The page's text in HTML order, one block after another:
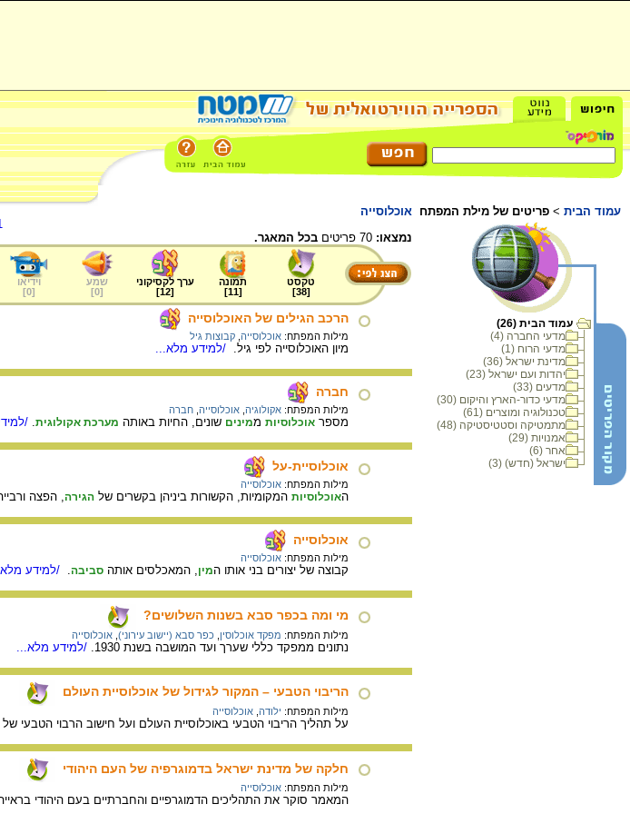
עמוד הבית > פריטים של מילת המפתח אוכלוסייה
עמוד הבית (26)
מדעי החברה (4)
מדעי הרוח (1)
מדינת ישראל (36)
יהדות ועם ישראל (23)
מדעים (33)
מדעי כדור-הארץ והיקום (30)
טכנולוגיה ומוצרים (61)
מתמטיקה וסטטיסטיקה (48)
אמנויות (29)
אחר (6)
ישראל (חדש) (3)
נמצאו:
בכל המאגר.
טקסט
[
38
]
תמונה
[
11
]
ערך לקסיקוני
[
12
]
שמע
[
0
]
וידיאו
[
0
]
הרכב הגילים של האוכלוסייה
מילות המפתח: אוכלוסייה קבוצות גיל
מיון האוכלוסייה לפי גיל. /למידע מלא...
חברה
מילות המפתח: אקולוגיה אוכלוסייה חברה
מספר אוכלוסיות ממינים שונים, החיות באותה מערכת אקולוגית.
/
אוכלוסיית-על
מילות המפתח: אוכלוסייה
האוכלוסיות המקומיות, הקשורות ביניהן בקשרים של הגירה , הפצה
אוכלוסייה
מילות המפתח: אוכלוסייה
קבוצה של יצורים בני אותו המין, המאכלסים אותה סביבה. /למידע
מי ומה בכפר סבא בשנות השלושים?
מילות המפתח: מפקד אוכלוסין כפר סבא (יישוב עירוני) אוכלוסייה
נתונים ממפקד כללי שערך ועד המושבה בשנת 1930. /למידע מלא...
הריבוי הטבעי – המקור לגידול של אוכלוסיית העולם
מילות המפתח: ילודה אוכלוסייה
על תהליך הריבוי הטבעי באוכלוסיית העולם ועל חישוב הרבוי הטבעי של
חלקה של מדינת ישראל בדמוגרפיה של העם היהודי
מילות המפתח: אוכלוסייה
המאמר סוקר את התהליכים הדמוגרפיים והחברתיים בעם היהודי